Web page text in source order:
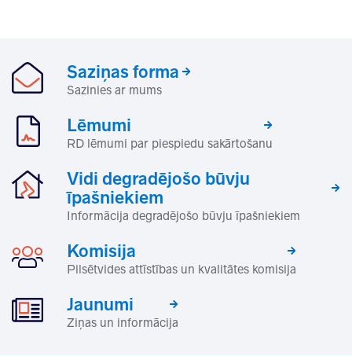
Saziņas forma
Sazinies ar mums
Lēmumi
RD lēmumi par piespiedu sakārtošanu
Vidi degradējošo būvju
īpašniekiem
Informācija degradējošo būvju īpašniekiem
Komisija
Pilsētvides attīstības un kvalitātes komisija
Jaunumi
Ziņas un informācija